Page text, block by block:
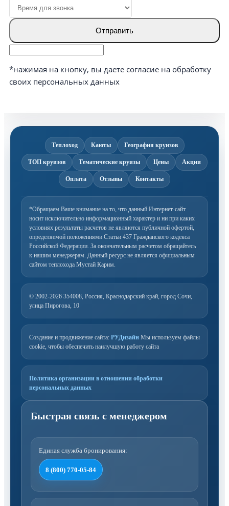
Отправить
*нажимая на кнопку, вы даете согласие на обработку
своих персональных данных
Теплоход Каюты География круизов
ТОП круизов Тематические круизы Цены Акции
Оплата Отзывы Контакты
*Обращаем Ваше внимание на то, что данный Интернет-сайт
носит исключительно информационный характер и ни при каких
условиях результаты расчетов не являются публичной офертой,
определяемой положениями Статьи 437 Гражданского кодекса
Российской Федерации. За окончательным расчетом обращайтесь
к нашим менеджерам. Данный ресурс не является официальным
сайтом теплохода Мустай Карим.
© 2002-2026 354008, Россия, Краснодарский край, город Сочи,
улица Пирогова, 10
Создание и продвижение сайта: РУДизайн Мы используем файлы
cookie, чтобы обеспечить наилучшую работу сайта
Политика организации в отношении обработки
персональных данных
Единая служба бронирования:
8 (800) 770-05-84